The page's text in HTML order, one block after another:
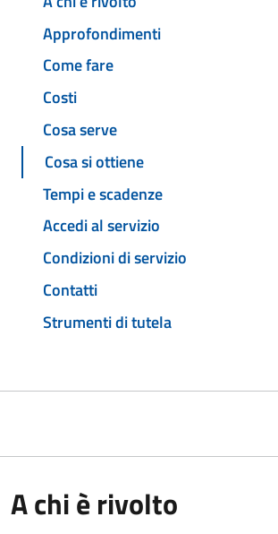
Approfondimenti
Come fare
Costi
Cosa serve
Cosa si ottiene
Tempi e scadenze
Accedi al servizio
Condizioni di servizio
Contatti
Strumenti di tutela
A chi è rivolto